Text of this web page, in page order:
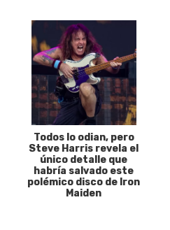
Todos lo odian, pero
Steve Harris revela el
único detalle que
habría salvado este
polémico disco de Iron
Maiden